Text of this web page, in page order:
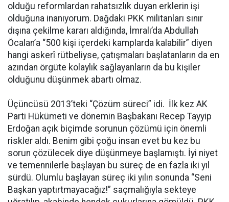
olduğu reformlardan rahatsızlık duyan erklerin işi
olduğuna inanıyorum. Dağdaki PKK militanları sınır
dışına çekilme kararı aldığında, İmralı’da Abdullah
Öcalan’a “500 kişi içerdeki kamplarda kalabilir” diyen
hangi askerî rütbeliyse, çatışmaları başlatanların da en
azından örgüte kolaylık sağlayanların da bu kişiler
olduğunu düşünmek abartı olmaz.
Üçüncüsü 2013’teki “Çözüm süreci” idi. İlk kez AK
Parti Hükümeti ve dönemin Başbakanı Recep Tayyip
Erdoğan açık biçimde sorunun çözümü için önemli
riskler aldı. Benim gibi çoğu insan evet bu kez bu
sorun çözülecek diye düşünmeye başlamıştı. İyi niyet
ve temennilerle başlayan bu süreç de en fazla iki yıl
sürdü. Olumlu başlayan süreç iki yılın sonunda “Seni
Başkan yaptırtmayacağız!” saçmalığıyla sekteye